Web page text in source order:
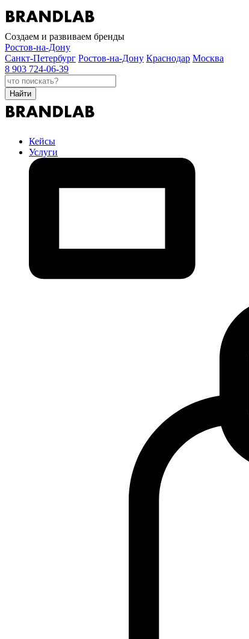
Создаем и развиваем бренды
Ростов-на-Дону
Санкт-Петербург Ростов-на-Дону Краснодар Москва
8 903 724-06-39
Найти
Кейсы
Услуги